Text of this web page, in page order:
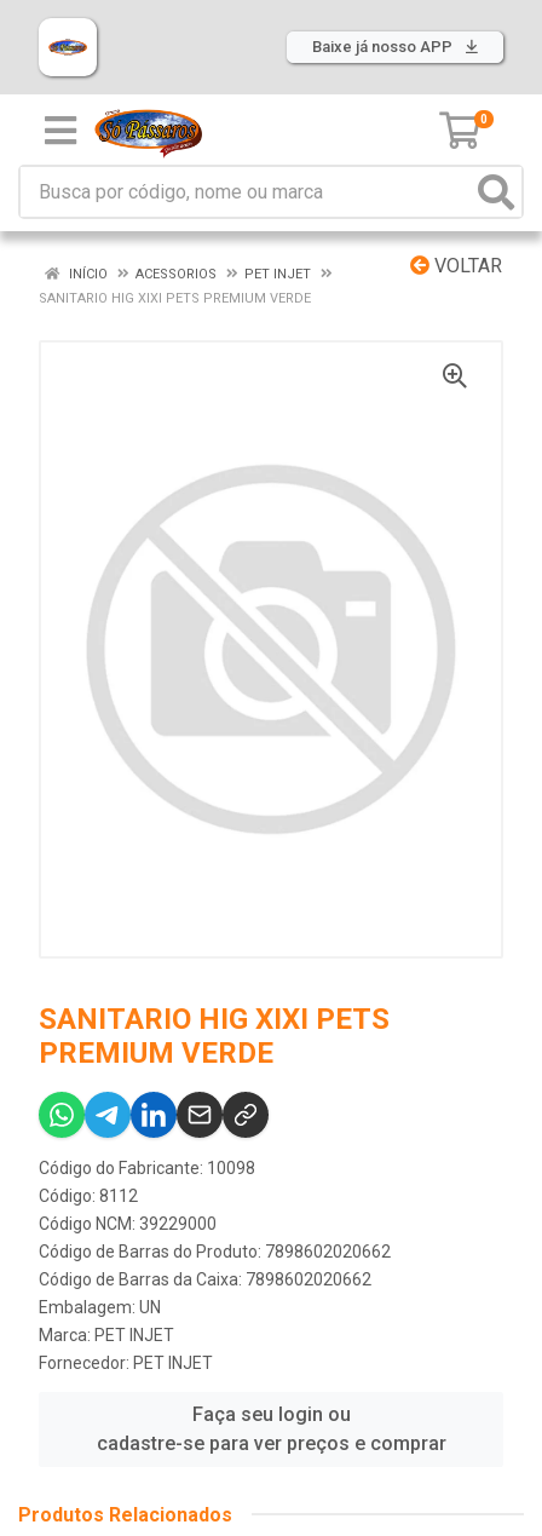
Baixe já nosso APP
0
VOLTAR
INÍCIO ACESSORIOS
PET INJET
SANITARIO HIG XIXI PETS PREMIUM VERDE
SANITARIO HIG XIXI PETS
PREMIUM VERDE
Código do Fabricante: 10098
Código: 8112
Código NCM: 39229000
Código de Barras do Produto: 7898602020662
Código de Barras da Caixa: 7898602020662
Embalagem: UN
Marca: PET INJET
Fornecedor: PET INJET
Faça seu login ou
cadastre-se para ver preços e comprar
Produtos Relacionados